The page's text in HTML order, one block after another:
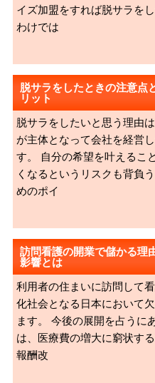
イズ加盟をすれば脱サラを
わけでは
脱サラをしたときの注意点
リット
脱サラをしたいと思う理由
が主体となって会社を経営
す。 自分の希望を叶えるこ
くなるというリスクも背負
めのポイ
訪問看護の開業で儲かる理
影響とは
利用者の住まいに訪問して
化社会となる日本において
ます。 今後の展開を占うに
は、医療費の増大に窮状す
報酬改